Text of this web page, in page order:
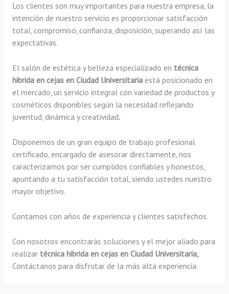
Los clientes son muy importantes para nuestra empresa, la
intención de nuestro servicio es proporcionar satisfacción
total, compromiso, confianza, disposición, superando así las
expectativas.
El salón de estética y belleza especializado en técnica
hibrida en cejas en Ciudad Universitariaestá posicionado en
el mercado, un servicio integral con variedad de productos y
cosméticos disponibles según la necesidad reflejando
juventud, dinámica y creatividad.
Disponemos de un gran equipo de trabajo profesional
certificado, encargado de asesorar directamente, nos
caracterizamos por ser cumplidos confiables y honestos,
apuntando a tu satisfacción total, siendo ustedes nuestro
mayor objetivo.
Contamos con años de experiencia y clientes satisfechos.
Con nosotros encontrarás soluciones y el mejor aliado para
realizar técnica hibrida en cejas en Ciudad Universitaria,
Contáctanos para disfrutar de la más alta experiencia.